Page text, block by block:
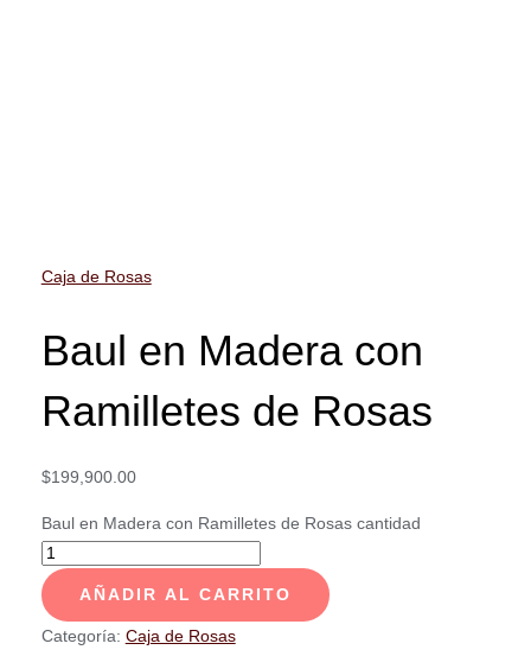
Caja de Rosas
Baul en Madera con
Ramilletes de Rosas
$199,900.00
Baul en Madera con Ramilletes de Rosas cantidad
AÑADIR AL CARRITO
Categoría: Caja de Rosas